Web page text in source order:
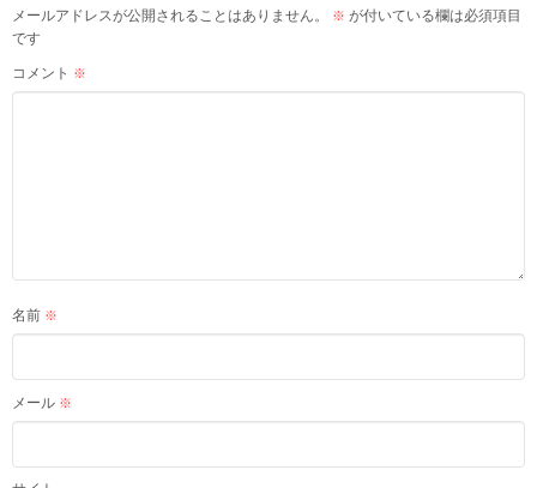
メールアドレスが公開されることはありません。 ※ が付いている欄は必須項目
です
コメント ※
名前 ※
メール ※